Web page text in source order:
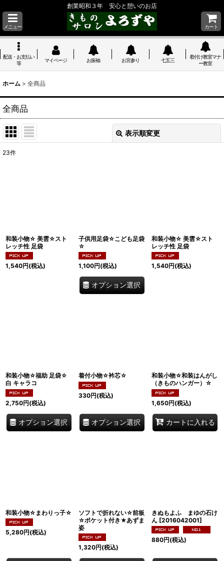
創業昭和３年 安心と憩いのお店
メニュー カート
配送・お支払い
等
マイページ お振袖 お宮参り 七五三
着付け教室マナ
ー教室
ホーム > 全商品
全商品
表示順変更
23件
和装小物☆ 美雲☆スト
レッチ性 足袋
1,540円(税込)
子供用足袋☆こども足袋
☆
1,100円(税込)
オプション選択
和装小物☆ 美雲☆スト
レッチ性 足袋
1,540円(税込)
和装小物☆福助 足袋☆
白 キャラコ
2,750円(税込)
オプション選択
着付小物☆衿芯☆
330円(税込)
オプション選択
和装小物☆和装はんがし
（きものハンガー）☆
1,650円(税込)
カートに入れる
和装小物☆まわりっ子☆
5,280円(税込)
ソフトで折れない☆前板
☆ポケット付き★あずま
姿
1,320円(税込)
きぬもよふ まゆの石け
ん [2016042001]
880円(税込)